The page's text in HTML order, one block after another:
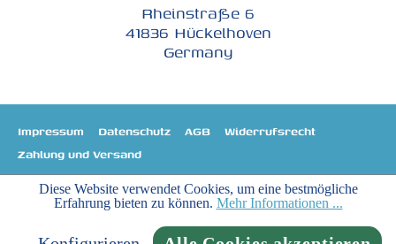
Rheinstraße 6
41836 Hückelhoven
Germany
Impressum Datenschutz AGB
Widerrufsrecht
Zahlung und Versand
Diese Website verwendet Cookies, um eine bestmögliche
Erfahrung bieten zu können. Mehr Informationen ...